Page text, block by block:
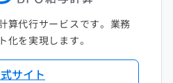
算代行サービスです。業務
化を実現します。
サイト